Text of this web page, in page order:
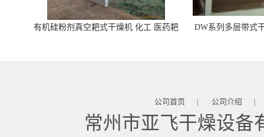
有机硅粉剂真空耙式干燥机 化工 医药耙
DW系列多层带式
公司首页 | 公司介绍 |
常州市亚飞干燥设备